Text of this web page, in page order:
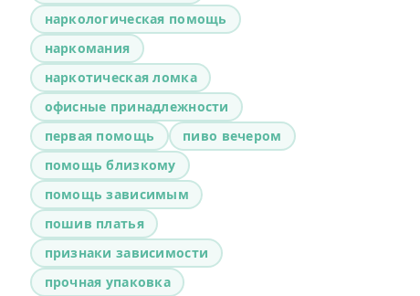
наркологическая помощь
наркомания
наркотическая ломка
офисные принадлежности
первая помощь
пиво вечером
помощь близкому
помощь зависимым
пошив платья
признаки зависимости
прочная упаковка